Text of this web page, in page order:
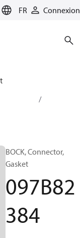
FR Connexion
BOCK, Connector,
Gasket
097B82
384